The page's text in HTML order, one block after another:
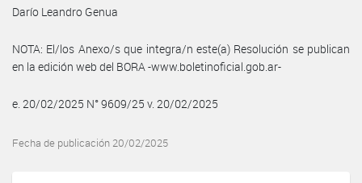
Darío Leandro Genua
NOTA: El/los Anexo/s que integra/n este(a) Resolución se publican
en la edición web del BORA -www.boletinoficial.gob.ar-
e. 20/02/2025 N° 9609/25 v. 20/02/2025
Fecha de publicación 20/02/2025